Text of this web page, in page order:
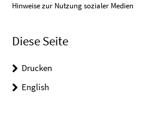
Hinweise zur Nutzung sozialer Medien
Diese Seite
Drucken
English